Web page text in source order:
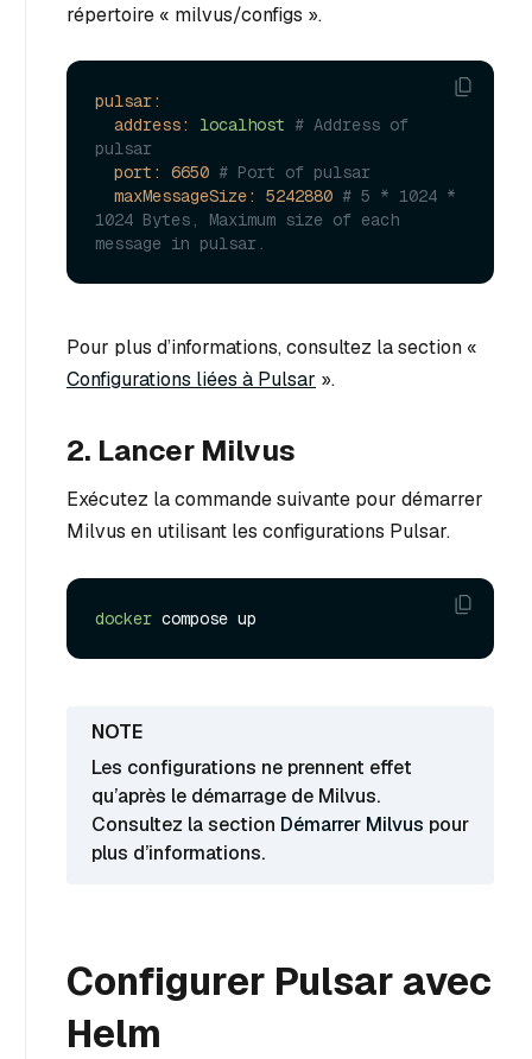
répertoire « milvus/configs ».
pulsar:
address:
localhost # Address of
pulsar
port:
6650 # Port of pulsar
maxMessageSize:
5242880 # 5 * 1024 *
1024 Bytes, Maximum size of each
message in pulsar.
Pour plus d’informations, consultez la section «
Configurations liées à Pulsar ».
2. Lancer Milvus
Exécutez la commande suivante pour démarrer
Milvus en utilisant les configurations Pulsar.
docker
Les configurations ne prennent effet
qu’après le démarrage de Milvus.
Consultez la section Démarrer Milvus pour
plus d’informations.
Configurer Pulsar avec
Helm